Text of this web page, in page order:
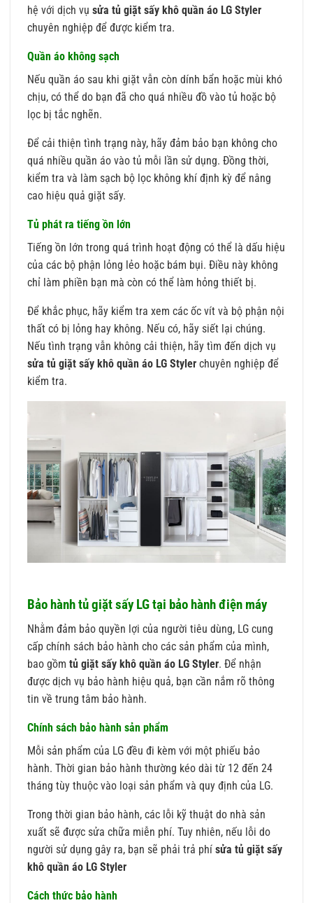
hệ với dịch vụ sửa tủ giặt sấy khô quần áo LG Styler
chuyên nghiệp để được kiểm tra.
Quần áo không sạch
Nếu quần áo sau khi giặt vẫn còn dính bẩn hoặc mùi khó
chịu, có thể do bạn đã cho quá nhiều đồ vào tủ hoặc bộ
lọc bị tắc nghẽn.
Để cải thiện tình trạng này, hãy đảm bảo bạn không cho
quá nhiều quần áo vào tủ mỗi lần sử dụng. Đồng thời,
kiểm tra và làm sạch bộ lọc không khí định kỳ để nâng
cao hiệu quả giặt sấy.
Tủ phát ra tiếng ồn lớn
Tiếng ồn lớn trong quá trình hoạt động có thể là dấu hiệu
của các bộ phận lỏng lẻo hoặc bám bụi. Điều này không
chỉ làm phiền bạn mà còn có thể làm hỏng thiết bị.
Để khắc phục, hãy kiểm tra xem các ốc vít và bộ phận nội
thất có bị lỏng hay không. Nếu có, hãy siết lại chúng.
Nếu tình trạng vẫn không cải thiện, hãy tìm đến dịch vụ
sửa tủ giặt sấy khô quần áo LG Styler chuyên nghiệp để
kiểm tra.
Bảo hành tủ giặt sấy LG tại bảo hành điện máy
Nhằm đảm bảo quyền lợi của người tiêu dùng, LG cung
cấp chính sách bảo hành cho các sản phẩm của mình,
bao gồm tủ giặt sấy khô quần áo LG Styler. Để nhận
được dịch vụ bảo hành hiệu quả, bạn cần nắm rõ thông
tin về trung tâm bảo hành.
Chính sách bảo hành sản phẩm
Mỗi sản phẩm của LG đều đi kèm với một phiếu bảo
hành. Thời gian bảo hành thường kéo dài từ 12 đến 24
tháng tùy thuộc vào loại sản phẩm và quy định của LG.
Trong thời gian bảo hành, các lỗi kỹ thuật do nhà sản
xuất sẽ được sửa chữa miễn phí. Tuy nhiên, nếu lỗi do
người sử dụng gây ra, bạn sẽ phải trả phí sửa tủ giặt sấy
khô quần áo LG Styler
Cách thức bảo hành